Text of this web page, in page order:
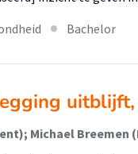
Bachelor
Michael Breemen